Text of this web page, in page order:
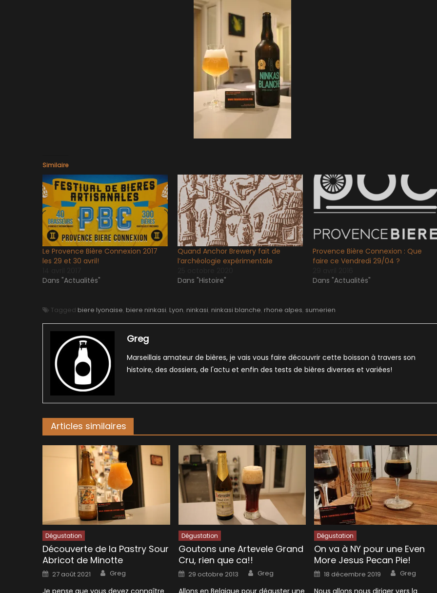
Similaire
Le Provence Bière Connexion 2017
les 29 et 30 avril!
Dans "Actualités"
Quand Anchor Brewery fait de
l’archéologie expérimentale
Dans "Histoire"
Provence Bière Connexion : Que
faire ce Vendredi 29/04 ?
Dans "Actualités"
Tagged biere lyonaise, biere ninkasi, Lyon, ninkasi, ninkasi blanche, rhone alpes, sumerien
Greg
Marseillais amateur de bières, je vais vous faire découvrir cette boisson à travers son
histoire, des dossiers, de l'actu et enfin des tests de bières diverses et variées!
Articles similaires
Dégustation
Découverte de la Pastry Sour
Abricot de Minotte
Posted
on
27 août 2021 Author
Greg
Dégustation
Goutons une Artevele Grand
Cru, rien que ca!!
Posted
on
29 octobre 2013 Author
Greg
Dégustation
On va à NY pour une Even
More Jesus Pecan Pie!
Posted
on
18 décembre 2019 Author
Greg